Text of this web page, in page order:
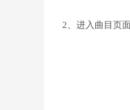
2、进入曲目页